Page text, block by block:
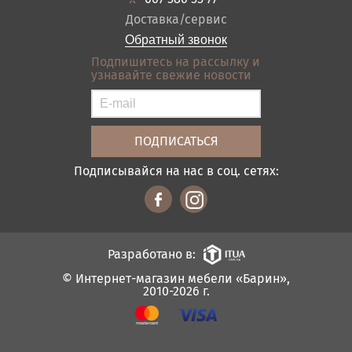
Акции
Оплата и доставка
Отзывы
Контакты
Карта сайта
Условия покупки
Доставка/сервис
Обратный звонок
Подпишитесь на рассылку и
узнавайте свежие новости
Подписывайся на нас в соц. сетях:
© Интернет-магазин мебели «Барин»,
2010-2026 г.
Разработано в: